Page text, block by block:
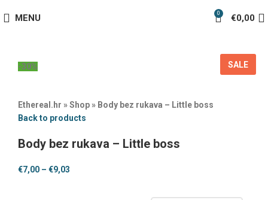
MENU 0 €0,00
-30% SALE
Ethereal.hr »Shop» Body bez rukava – Little boss
Back to products
Body bez rukava – Little boss
€7,00 – €9,03